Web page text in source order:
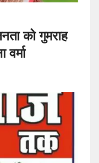
को गुमराह